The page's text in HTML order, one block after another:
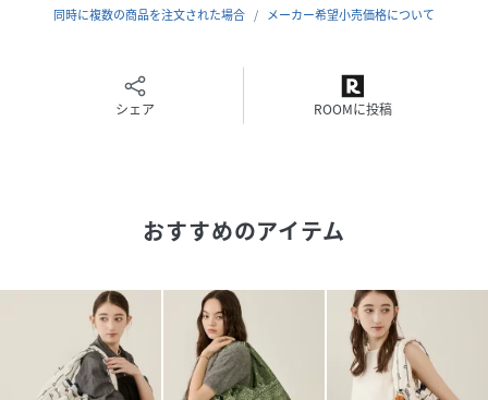
【スタイル説明】
りのあるサイズ感で、通勤・通学はもちろん、週末のお出か
けやレジャーシーンにも活躍します。
持ちのアイテムをつけてアレンジを楽しんで。
【仕様】
メイン開閉部：巾着
内側：オープンポケット×1
同時に複数の商品を注文された場合
メーカー希望小売価格について
シェア ROOMに投稿
おすすめのアイテム